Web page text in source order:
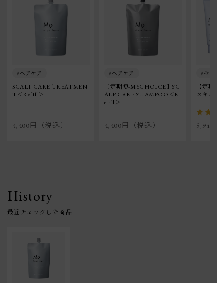
ヘアケア
SCALP CARE TREATMEN
T＜Refill＞
4,400円（税込）
ヘアケア
【定期便-MYCHOICE】SC
ALP CARE SHAMPOO＜R
efill＞
4,400円（税込）
セッ
【定
スキン
5,940
History